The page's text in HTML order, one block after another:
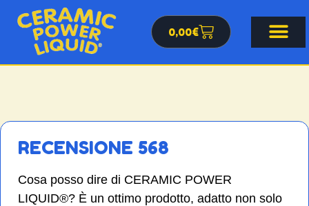
0,00€
RECENSIONE 568
Cosa posso dire di CERAMIC POWER
LIQUID®? È un ottimo prodotto, adatto non solo